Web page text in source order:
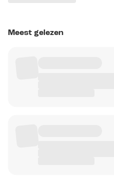
Meest gelezen